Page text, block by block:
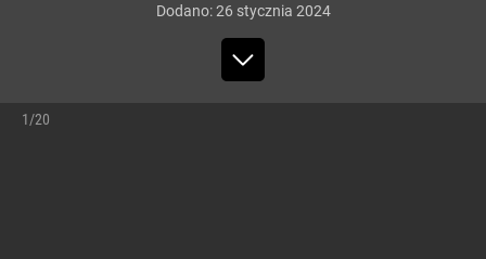
Dodano:26 stycznia 2024